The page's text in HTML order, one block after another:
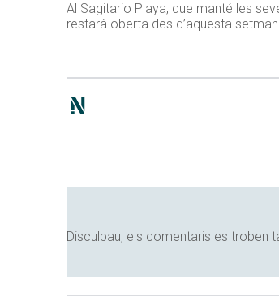
Al Sagitario Playa, que manté les
restarà oberta des d’aquesta
Disculpau, els comentaris es troben